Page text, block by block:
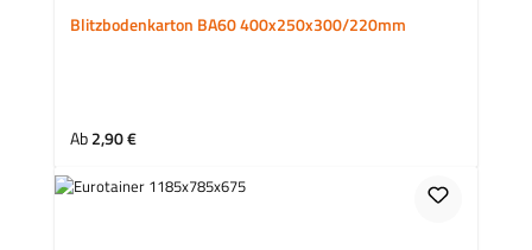
Blitzbodenkarton BA60 400x250x300/220mm
Regulärer Preis:
Ab2,90 €